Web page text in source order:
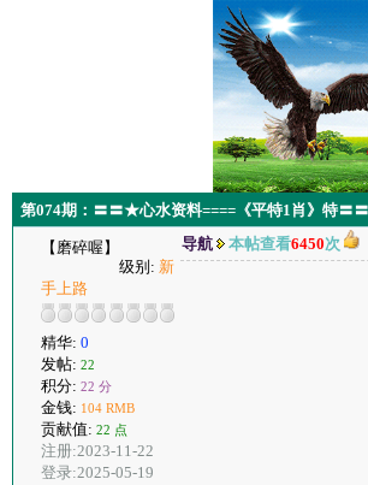
第074期：〓〓★心水资料====《平特1肖》特〓
【磨碎喔】
级别: 新
手上路
精华: 0
发帖: 22
积分: 22 分
金钱: 104 RMB
贡献值: 22 点
注册:2023-11-22
登录:2025-05-19
导航 本帖查看6450次